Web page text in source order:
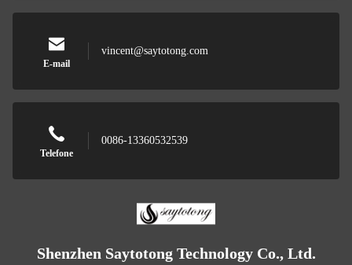
E-mail
vincent@saytotong.com
Telefone
0086-13360532539
Shenzhen Saytotong Technology Co., Ltd.